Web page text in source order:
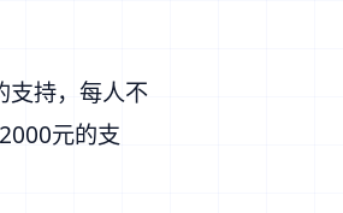
支持，每人不
元的支